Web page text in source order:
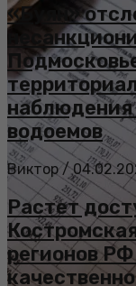
«Буян»
наблюдения
водоемов
Виктор /
Растет
регионов